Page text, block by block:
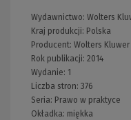
Wydawnictwo: Wolters
Kraj produkcji: Polska
Producent: Wolters
Rok publikacji: 2014
Wydanie: 1
Liczba stron: 376
Seria: Prawo w praktyce
Okładka: miękka